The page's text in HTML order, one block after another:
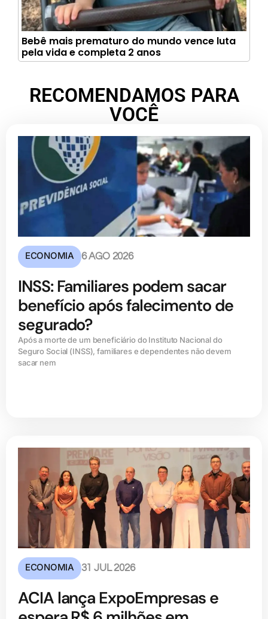
Bebê mais prematuro do mundo vence luta
pela vida e completa 2 anos
RECOMENDAMOS PARA
VOCÊ
ECONOMIA 6 AGO 2026
INSS: Familiares podem sacar
benefício após falecimento de
segurado?
Após a morte de um beneficiário do Instituto Nacional do
Seguro Social (INSS), familiares e dependentes não devem
sacar nem
ECONOMIA 31 JUL 2026
ACIA lança ExpoEmpresas e